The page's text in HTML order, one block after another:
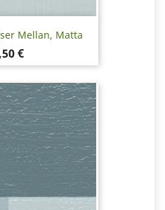
Mellan, Matta
€